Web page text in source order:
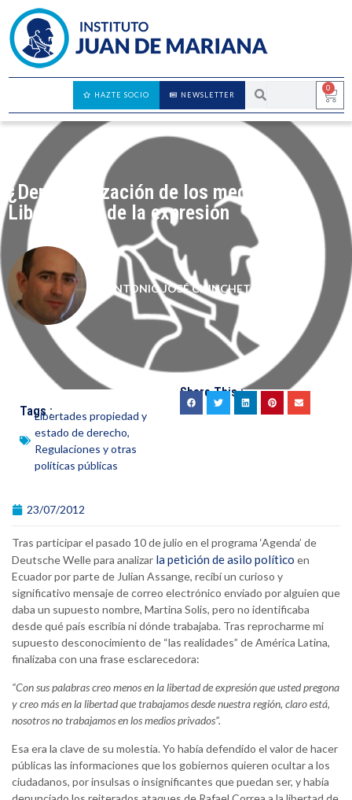
0
NEWSLETTER
HAZTE SOCIO
¿Democratización de los medios?
Liberticidio de la expresión
ANTONIO JOSÉ CHINCHETRU
Tags :
Libertades propiedad y
estado de derecho,
Regulaciones y otras
políticas públicas
Share This :
23/07/2012
Tras participar el pasado 10 de julio en el programa ‘Agenda’ de
Deutsche Welle para analizar la petición de asilo político en
Ecuador por parte de Julian Assange, recibí un curioso y
significativo mensaje de correo electrónico enviado por alguien que
daba un supuesto nombre, Martina Solis, pero no identificaba
desde qué país escribía ni dónde trabajaba. Tras reprocharme mi
supuesto desconocimiento de “las realidades” de América Latina,
finalizaba con una frase esclarecedora:
“Con sus palabras creo menos en la libertad de expresión que usted pregona
y creo más en la libertad que trabajamos desde nuestra región, claro está,
nosotros no trabajamos en los medios privados”.
Esa era la clave de su molestia. Yo había defendido el valor de hacer
públicas las informaciones que los gobiernos quieren ocultar a los
ciudadanos, por insulsas o insignificantes que puedan ser, y había